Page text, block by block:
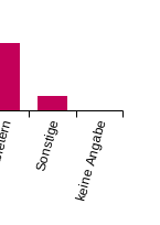
Sonstige keine Angabe